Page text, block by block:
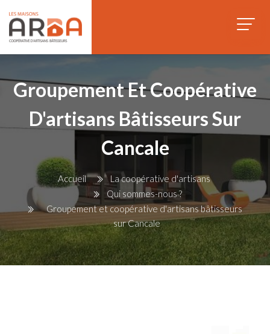
Groupement Et Coopérative
D'artisans Bâtisseurs Sur
Cancale
Accueil
La coopérative d'artisans
Qui sommes-nous ?
Groupement et coopérative d'artisans bâtisseurs
sur Cancale